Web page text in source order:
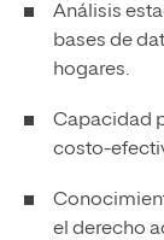
Análisis
bases de
hogares.
Capacidad
costo-
el derecho